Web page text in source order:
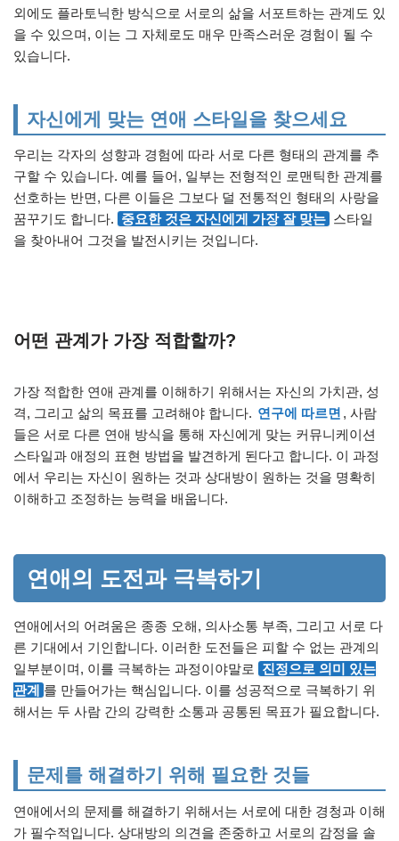
외에도 플라토닉한 방식으로 서로의 삶을 서포트하는 관계도 있
을 수 있으며, 이는 그 자체로도 매우 만족스러운 경험이 될 수
있습니다.
자신에게 맞는 연애 스타일을 찾으세요
우리는 각자의 성향과 경험에 따라 서로 다른 형태의 관계를 추
구할 수 있습니다. 예를 들어, 일부는 전형적인 로맨틱한 관계를
선호하는 반면, 다른 이들은 그보다 덜 전통적인 형태의 사랑을
꿈꾸기도 합니다. 중요한 것은 자신에게 가장 잘 맞는 스타일
을 찾아내어 그것을 발전시키는 것입니다.
어떤 관계가 가장 적합할까?
가장 적합한 연애 관계를 이해하기 위해서는 자신의 가치관, 성
격, 그리고 삶의 목표를 고려해야 합니다. 연구에 따르면 , 사람
들은 서로 다른 연애 방식을 통해 자신에게 맞는 커뮤니케이션
스타일과 애정의 표현 방법을 발견하게 된다고 합니다. 이 과정
에서 우리는 자신이 원하는 것과 상대방이 원하는 것을 명확히
이해하고 조정하는 능력을 배웁니다.
연애의 도전과 극복하기
연애에서의 어려움은 종종 오해, 의사소통 부족, 그리고 서로 다
른 기대에서 기인합니다. 이러한 도전들은 피할 수 없는 관계의
일부분이며, 이를 극복하는 과정이야말로
진정으로 의미 있는
관계 를 만들어가는 핵심입니다. 이를 성공적으로 극복하기 위
해서는 두 사람 간의 강력한 소통과 공통된 목표가 필요합니다.
문제를 해결하기 위해 필요한 것들
연애에서의 문제를 해결하기 위해서는 서로에 대한 경청과 이해
가 필수적입니다. 상대방의 의견을 존중하고 서로의 감정을 솔